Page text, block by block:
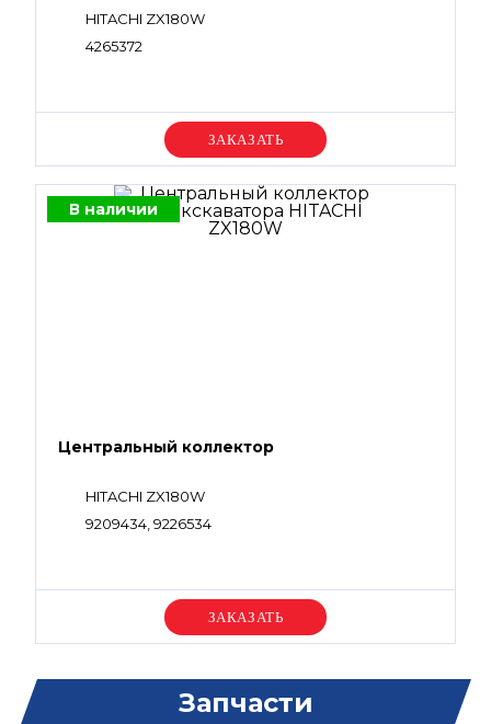
HITACHI ZX180W
4265372
Уточняйте цену
В наличии
Центральный коллектор
HITACHI ZX180W
9209434, 9226534
Уточняйте цену
Запчасти